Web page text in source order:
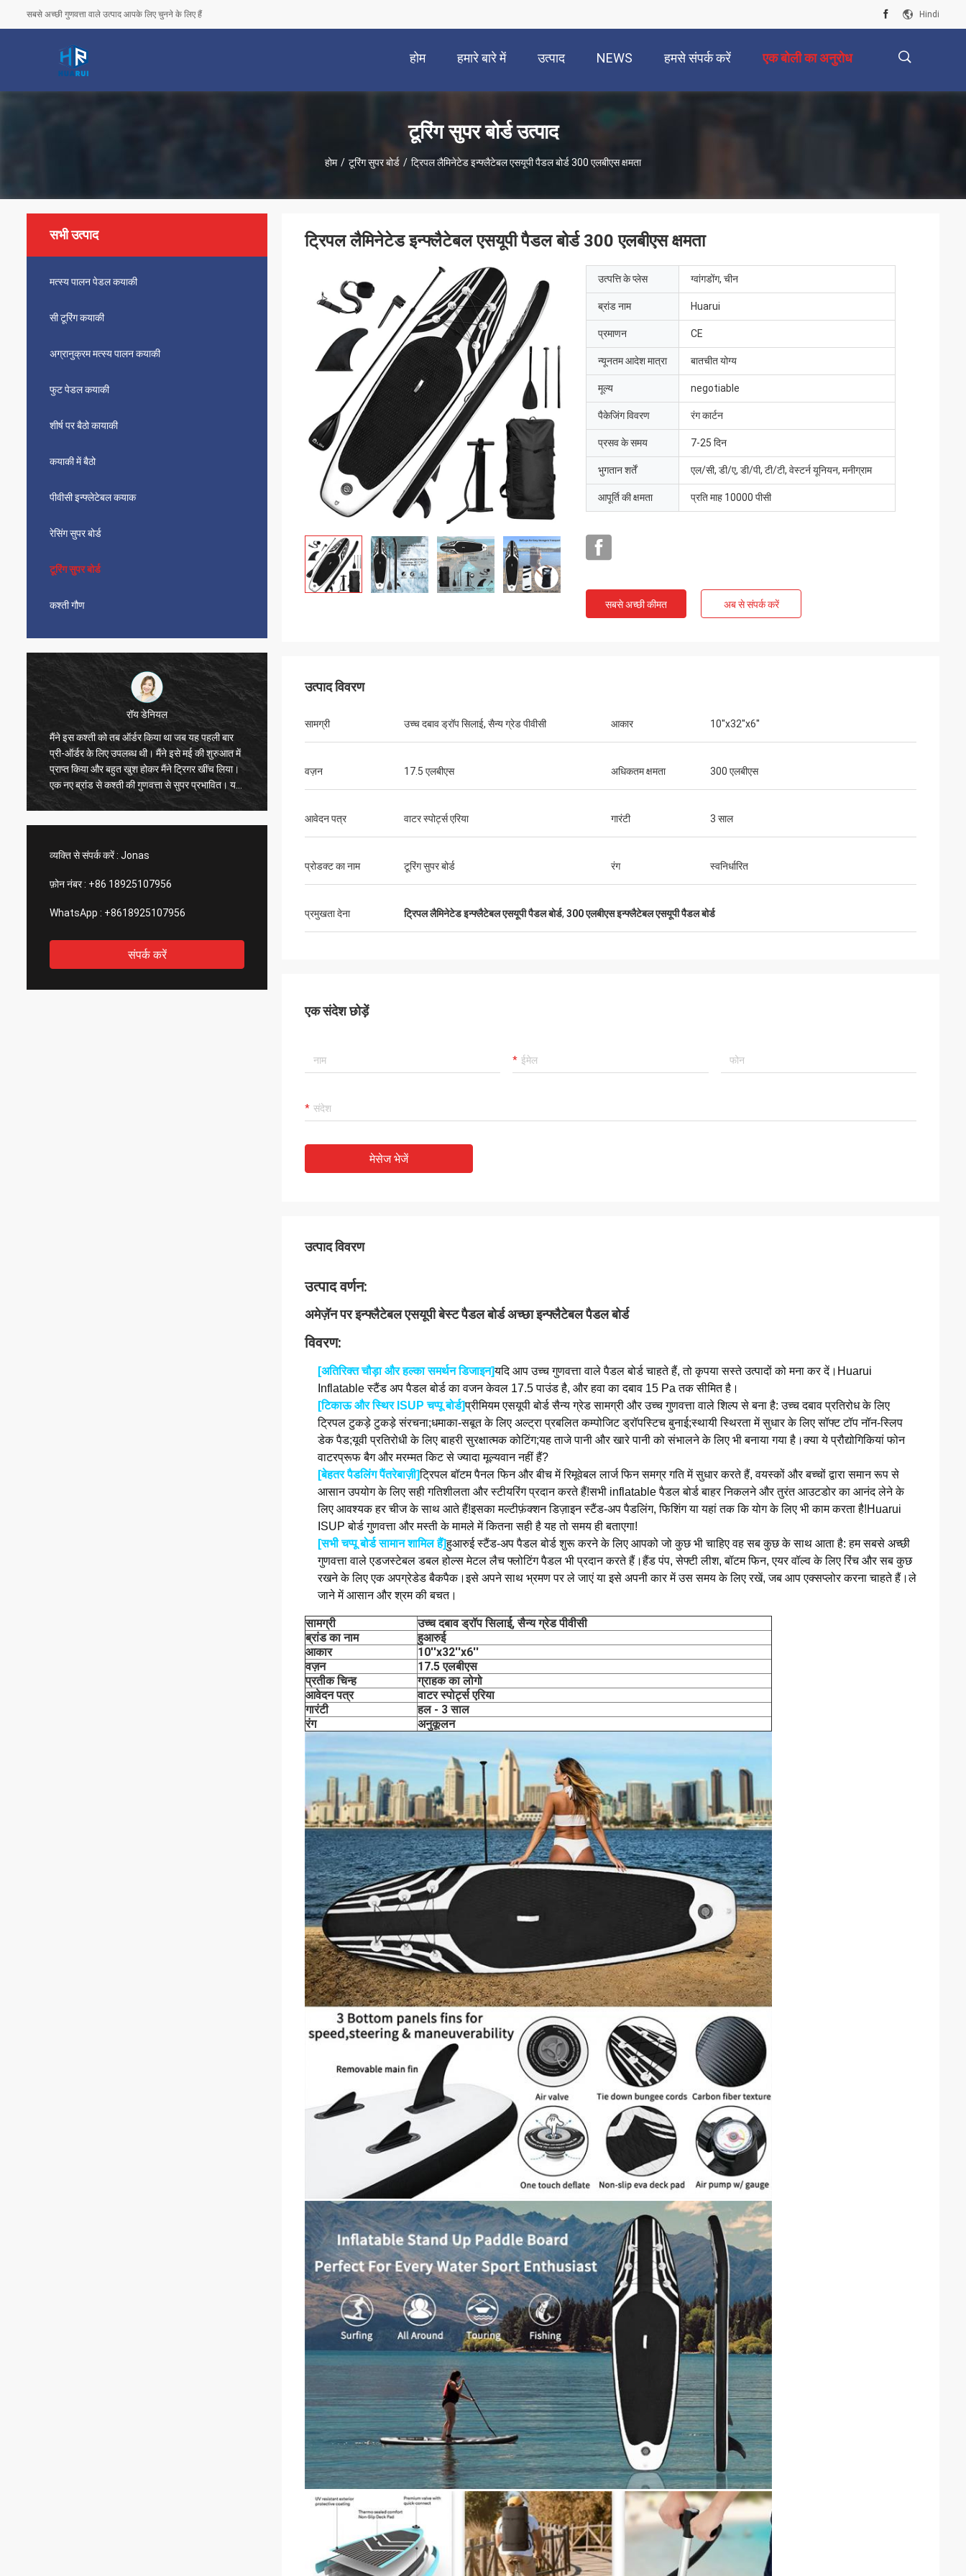
सबसे अच्छी गुणवत्ता वाले उत्पाद आपके लिए चुनने के लिए हैं Hindi
होम हमारे बारे में उत्पाद NEWS हमसे संपर्क करें एक बोली का अनुरोध
टूरिंग सुपर बोर्ड उत्पाद
होम / टूरिंग सुपर बोर्ड / ट्रिपल लैमिनेटेड इन्फ्लैटेबल एसयूपी पैडल बोर्ड 300 एलबीएस क्षमता
सभी उत्पाद
मत्स्य पालन पेडल कयाकी
सी टूरिंग कयाकी
अग्रानुक्रम मत्स्य पालन कयाकी
फुट पेडल कयाकी
शीर्ष पर बैठो कायाकी
कयाकी में बैठो
पीवीसी इन्फ्लेटेबल कयाक
रेसिंग सुपर बोर्ड
टूरिंग सुपर बोर्ड
कश्ती गौण
रॉय डेनियल
मैंने इस कश्ती को तब ऑर्डर किया था जब यह पहली बार
प्री-ऑर्डर के लिए उपलब्ध थी। मैंने इसे मई की शुरुआत में
प्राप्त किया और बहुत खुश होकर मैंने ट्रिगर खींच लिया।
एक नए ब्रांड से कश्ती की गुणवत्ता से सुपर प्रभावित। यह
तेज़, चलने योग्य है और इसमें एक्सेसरीज़ के लिए बहुत सारे
यह सुपर स्टेबल है। सीट बहुत आरामदायक है और फिन
निश्चित रूप से इसे खरीदने की सलाह देता हूं।
व्यक्ति से संपर्क करें : Jonas
फ़ोन नंबर : +86 18925107956
WhatsApp : +8618925107956
संपर्क करें
ट्रिपल लैमिनेटेड इन्फ्लैटेबल एसयूपी पैडल बोर्ड 300 एलबीएस क्षमता
उत्पत्ति के प्लेस ग्वांगडोंग, चीन
ब्रांड नाम Huarui
प्रमाणन CE
न्यूनतम आदेश मात्रा बातचीत योग्य
मूल्य negotiable
पैकेजिंग विवरण रंग कार्टन
प्रसव के समय 7-25 दिन
भुगतान शर्तें एल/सी, डी/ए, डी/पी, टी/टी, वेस्टर्न यूनियन, मनीग्राम
आपूर्ति की क्षमता प्रति माह 10000 पीसी
सबसे अच्छी कीमत अब से संपर्क करें
उत्पाद विवरण
सामग्री उच्च दबाव ड्रॉप सिलाई, सैन्य ग्रेड पीवीसी आकार 10''x32''x6''
वज़न 17.5 एलबीएस अधिकतम क्षमता 300 एलबीएस
आवेदन पत्र वाटर स्पोर्ट्स एरिया गारंटी 3 साल
प्रोडक्ट का नाम टूरिंग सुपर बोर्ड रंग स्वनिर्धारित
प्रमुखता देना ट्रिपल लैमिनेटेड इन्फ्लैटेबल एसयूपी पैडल बोर्ड, 300 एलबीएस इन्फ्लैटेबल एसयूपी पैडल बोर्ड
एक संदेश छोड़ें
मेसेज भेजें
उत्पाद विवरण
उत्पाद वर्णन:
अमेज़ॅन पर इन्फ्लैटेबल एसयूपी बेस्ट पैडल बोर्ड अच्छा इन्फ्लैटेबल पैडल बोर्ड
विवरण:
[अतिरिक्त चौड़ा और हल्का समर्थन डिजाइन]यदि आप उच्च गुणवत्ता वाले पैडल बोर्ड चाहते हैं, तो कृपया सस्ते उत्पादों को मना कर दें।Huarui
Inflatable स्टैंड अप पैडल बोर्ड का वजन केवल 17.5 पाउंड है, और हवा का दबाव 15 Pa तक सीमित है।
[टिकाऊ और स्थिर ISUP चप्पू बोर्ड]प्रीमियम एसयूपी बोर्ड सैन्य ग्रेड सामग्री और उच्च गुणवत्ता वाले शिल्प से बना है: उच्च दबाव प्रतिरोध के लिए
ट्रिपल टुकड़े टुकड़े संरचना;धमाका-सबूत के लिए अल्ट्रा प्रबलित कम्पोजिट ड्रॉपस्टिच बुनाई;स्थायी स्थिरता में सुधार के लिए सॉफ्ट टॉप नॉन-स्लिप
डेक पैड;यूवी प्रतिरोधी के लिए बाहरी सुरक्षात्मक कोटिंग;यह ताजे पानी और खारे पानी को संभालने के लिए भी बनाया गया है।क्या ये प्रौद्योगिकियां फोन
वाटरप्रूफ बैग और मरम्मत किट से ज्यादा मूल्यवान नहीं हैं?
[बेहतर पैडलिंग पैंतरेबाज़ी]ट्रिपल बॉटम पैनल फिन और बीच में रिमूवेबल लार्ज फिन समग्र गति में सुधार करते हैं, वयस्कों और बच्चों द्वारा समान रूप से
आसान उपयोग के लिए सही गतिशीलता और स्टीयरिंग प्रदान करते हैं!सभी inflatable पैडल बोर्ड बाहर निकलने और तुरंत आउटडोर का आनंद लेने के
लिए आवश्यक हर चीज के साथ आते हैं!इसका मल्टीफ़ंक्शन डिज़ाइन स्टैंड-अप पैडलिंग, फिशिंग या यहां तक ​​कि योग के लिए भी काम करता है!Huarui
ISUP बोर्ड गुणवत्ता और मस्ती के मामले में कितना सही है यह तो समय ही बताएगा!
[सभी चप्पू बोर्ड सामान शामिल हैं]हुआरुई स्टैंड-अप पैडल बोर्ड शुरू करने के लिए आपको जो कुछ भी चाहिए वह सब कुछ के साथ आता है: हम सबसे अच्छी
गुणवत्ता वाले एडजस्टेबल डबल होल्स मेटल लैच फ्लोटिंग पैडल भी प्रदान करते हैं।हैंड पंप, सेफ्टी लीश, बॉटम फिन, एयर वॉल्व के लिए रिंच और सब कुछ
रखने के लिए एक अपग्रेडेड बैकपैक।इसे अपने साथ भ्रमण पर ले जाएं या इसे अपनी कार में उस समय के लिए रखें, जब आप एक्सप्लोर करना चाहते हैं।ले
जाने में आसान और श्रम की बचत।
सामग्री
उच्च दबाव ड्रॉप सिलाई, सैन्य ग्रेड पीवीसी
ब्रांड का नाम
हुआरुई
आकार
10''x32''x6''
वज़न
17.5 एलबीएस
प्रतीक चिन्ह
ग्राहक का लोगो
आवेदन पत्र
वाटर स्पोर्ट्स एरिया
गारंटी
हल - 3 साल
रंग
अनुकूलन